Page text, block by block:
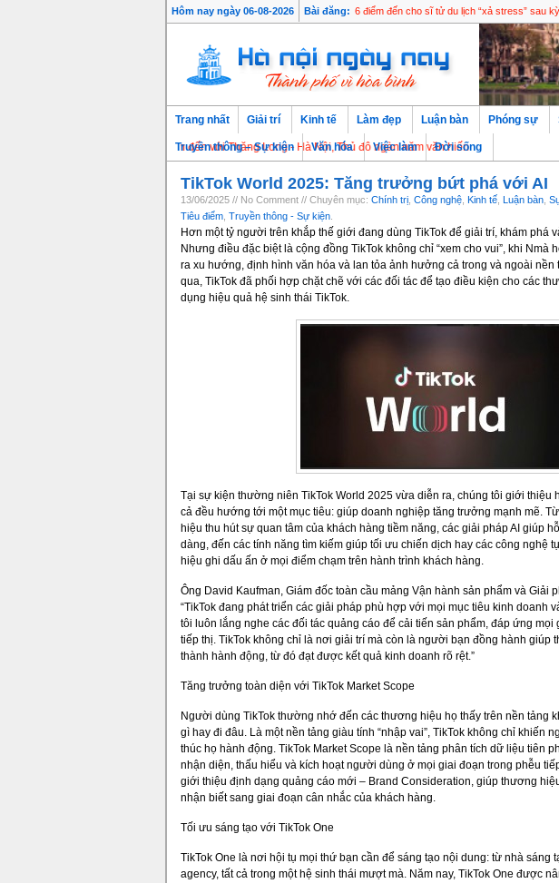
Hôm nay ngày 06-08-2026 Bài đăng: 6 điểm đến cho sĩ tử du lịch “xả stress” sau
Chào mừng bạn đến với Thăng Long - Hà Nội, Thủ đô ngàn năm văn hiến
Trang nhất Giải trí Kinh tế Làm đẹp Luận bàn Phóng sự
Truyền thông – Sự kiện Văn hóa Việc làm Đời sống
TikTok World 2025: Tăng trưởng bứt phá với AI
13/06/2025 // No Comment // Chuyên mục: Chính trị Công nghệ Kinh tế Luận bàn
Tiêu điểm Truyền thông - Sự kiện
Hơn một tỷ người trên khắp thế giới đang dùng TikTok để giải trí, khám phá
Nhưng điều đặc biệt là cộng đồng TikTok không chỉ “xem cho vui”, khi Nmà
ra xu hướng, định hình văn hóa và lan tỏa ảnh hưởng cả trong và ngoài nền
qua, TikTok đã phối hợp chặt chẽ với các đối tác để tạo điều kiện cho các
dụng hiệu quả hệ sinh thái TikTok.
Tại sự kiện thường niên TikTok World 2025 vừa diễn ra, chúng tôi giới thiệu
cả đều hướng tới một mục tiêu: giúp doanh nghiệp tăng trưởng mạnh mẽ.
hiệu thu hút sự quan tâm của khách hàng tiềm năng, các giải pháp AI giúp
dàng, đến các tính năng tìm kiếm giúp tối ưu chiến dịch hay các công nghệ
hiệu ghi dấu ấn ở mọi điểm chạm trên hành trình khách hàng.
Ông David Kaufman, Giám đốc toàn cầu mảng Vận hành sản phẩm và Giải
“TikTok đang phát triển các giải pháp phù hợp với mọi mục tiêu kinh doanh
tôi luôn lắng nghe các đối tác quảng cáo để cải tiến sản phẩm, đáp ứng mọi
tiếp thị. TikTok không chỉ là nơi giải trí mà còn là người bạn đồng hành giúp
thành hành động, từ đó đạt được kết quả kinh doanh rõ rệt.”
Tăng trưởng toàn diện với TikTok Market Scope
Người dùng TikTok thường nhớ đến các thương hiệu họ thấy trên nền tảng
gì hay đi đâu. Là một nền tảng giàu tính “nhập vai”, TikTok không chỉ khiến
thúc họ hành động. TikTok Market Scope là nền tảng phân tích dữ liệu tiên
nhận diện, thấu hiểu và kích hoạt người dùng ở mọi giai đoạn trong phễu
giới thiệu định dạng quảng cáo mới – Brand Consideration, giúp thương
nhận biết sang giai đoạn cân nhắc của khách hàng.
Tối ưu sáng tạo với TikTok One
TikTok One là nơi hội tụ mọi thứ bạn cần để sáng tạo nội dung: từ nhà sáng
agency, tất cả trong một hệ sinh thái mượt mà. Năm nay, TikTok One được